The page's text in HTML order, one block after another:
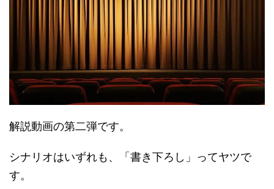
解説動画の第二弾です。
シナリオはいずれも、「書き下ろし」ってヤツで
す。